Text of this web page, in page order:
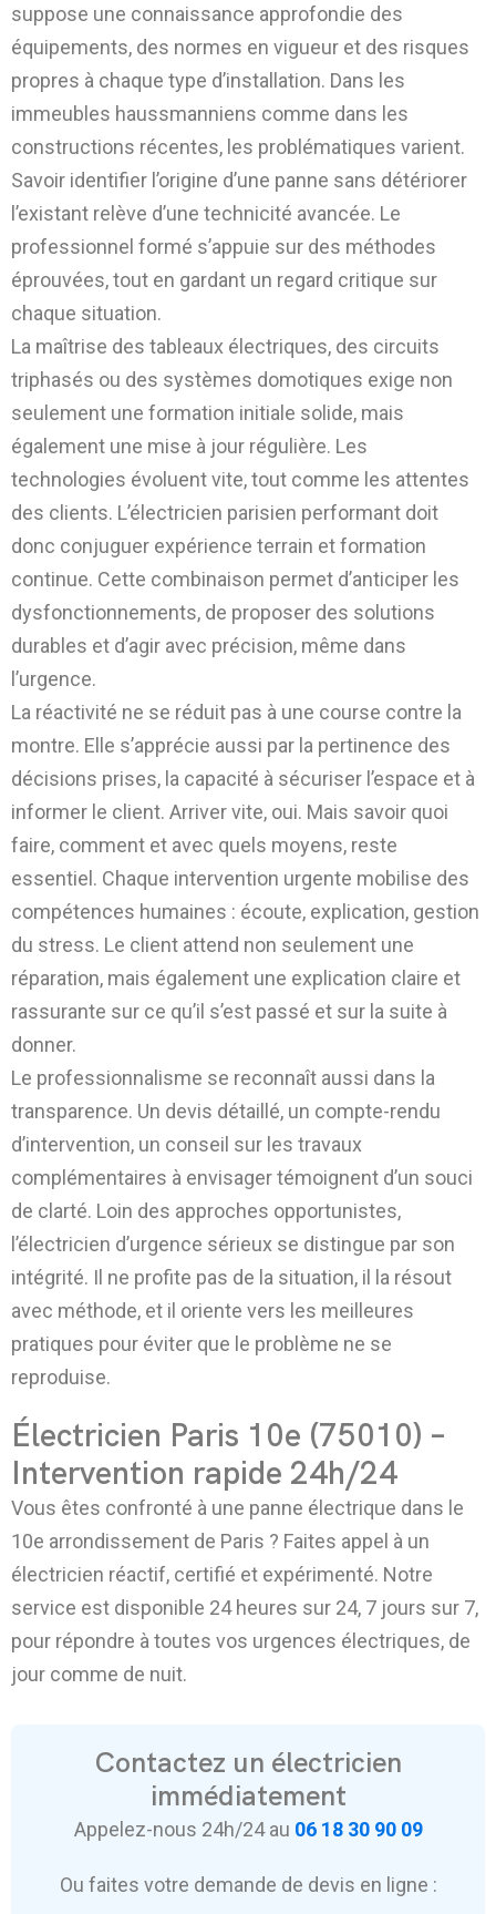
suppose une connaissance approfondie des
équipements, des normes en vigueur et des risques
propres à chaque type d’installation. Dans les
immeubles haussmanniens comme dans les
constructions récentes, les problématiques varient.
Savoir identifier l’origine d’une panne sans détériorer
l’existant relève d’une technicité avancée. Le
professionnel formé s’appuie sur des méthodes
éprouvées, tout en gardant un regard critique sur
chaque situation.
La maîtrise des tableaux électriques, des circuits
triphasés ou des systèmes domotiques exige non
seulement une formation initiale solide, mais
également une mise à jour régulière. Les
technologies évoluent vite, tout comme les attentes
des clients. L’électricien parisien performant doit
donc conjuguer expérience terrain et formation
continue. Cette combinaison permet d’anticiper les
dysfonctionnements, de proposer des solutions
durables et d’agir avec précision, même dans
l’urgence.
La réactivité ne se réduit pas à une course contre la
montre. Elle s’apprécie aussi par la pertinence des
décisions prises, la capacité à sécuriser l’espace et à
informer le client. Arriver vite, oui. Mais savoir quoi
faire, comment et avec quels moyens, reste
essentiel. Chaque intervention urgente mobilise des
compétences humaines : écoute, explication, gestion
du stress. Le client attend non seulement une
réparation, mais également une explication claire et
rassurante sur ce qu’il s’est passé et sur la suite à
donner.
Le professionnalisme se reconnaît aussi dans la
transparence. Un devis détaillé, un compte-rendu
d’intervention, un conseil sur les travaux
complémentaires à envisager témoignent d’un souci
de clarté. Loin des approches opportunistes,
l’électricien d’urgence sérieux se distingue par son
intégrité. Il ne profite pas de la situation, il la résout
avec méthode, et il oriente vers les meilleures
pratiques pour éviter que le problème ne se
reproduise.
Électricien Paris 10e (75010) –
Intervention rapide 24h/24
Vous êtes confronté à une panne électrique dans le
10e arrondissement de Paris ? Faites appel à un
électricien réactif, certifié et expérimenté. Notre
service est disponible 24 heures sur 24, 7 jours sur 7,
pour répondre à toutes vos urgences électriques, de
jour comme de nuit.
Contactez un électricien
immédiatement
Appelez-nous 24h/24 au 06 18 30 90 09
Ou faites votre demande de devis en ligne :